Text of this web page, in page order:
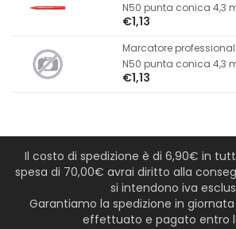
N50 punta conica 4,3
€1,13
Marcatore
N50 punta conica 4,3
€1,13
Il costo di spedizione è di 6,90€ in
spesa di 70,00€ avrai diritto alla
si intendono iva
Garantiamo la spedizione in
effettuato e pagato entro